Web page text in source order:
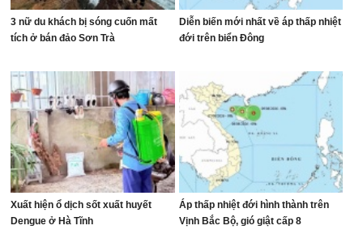
3 nữ du khách bị sóng cuốn mất
tích ở bán đảo Sơn Trà
Diễn biến mới nhất về áp thấp nhiệt
đới trên biển Đông
Xuất hiện ổ dịch sốt xuất huyết
Dengue ở Hà Tĩnh
Áp thấp nhiệt đới hình thành trên
Vịnh Bắc Bộ, gió giật cấp 8